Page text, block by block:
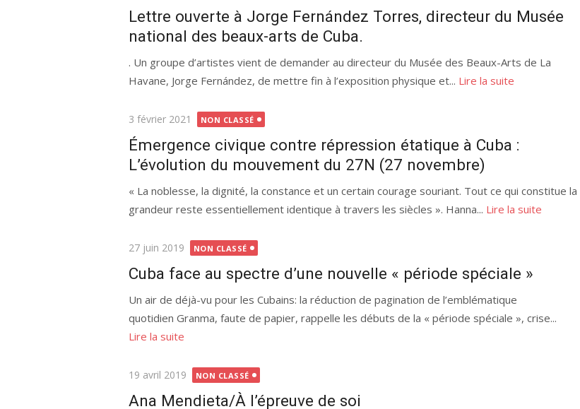
Lettre ouverte à Jorge Fernández Torres, directeur du Musée
national des beaux-arts de Cuba.
. Un groupe d’artistes vient de demander au directeur du Musée des Beaux-Arts de La
Havane, Jorge Fernández, de mettre fin à l’exposition physique et... Lire la suite
Publié
le
3 février 2021 NON CLASSÉ
Émergence civique contre répression étatique à Cuba :
L’évolution du mouvement du 27N (27 novembre)
« La noblesse, la dignité, la constance et un certain courage souriant. Tout ce qui constitue la
grandeur reste essentiellement identique à travers les siècles ». Hanna... Lire la suite
Publié
27 juin 2019 NON CLASSÉ
Cuba face au spectre d’une nouvelle « période spéciale »
Un air de déjà-vu pour les Cubains: la réduction de pagination de l’emblématique
quotidien Granma, faute de papier, rappelle les débuts de la « période spéciale », crise...
Lire la suite
Publié
19 avril 2019 NON CLASSÉ
Ana Mendieta/À l’épreuve de soi